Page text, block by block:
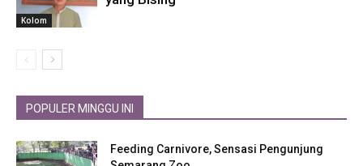
Kolom
POPULER MINGGU INI
Feeding Carnivore, Sensasi Pengunjung